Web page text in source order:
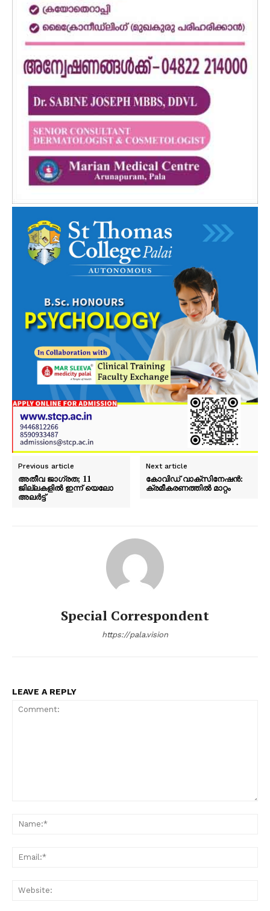
Previous article
അതീവ ജാഗ്രത; 11
ജില്ലകളിൽ ഇന്ന് യെലോ
അലർട്ട്
Next article
കോവിഡ് വാക്‌സിനേഷൻ:
ക്രമീകരണത്തിൽ മാറ്റം
Special Correspondent
https://pala.vision
LEAVE A REPLY